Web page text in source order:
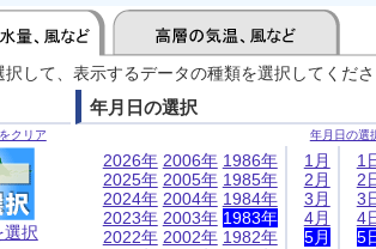
して、表示するデータの種類を選択してくだ
クリア
選択
年月日の選択
年月日の選
2026年
2025年
2024年
2023年
2022年
2006年
2005年
2004年
2003年
2002年
1986年
1985年
1984年
1983年
1982年
1月
2月
3月
4月
5月
1
2
3
4
5